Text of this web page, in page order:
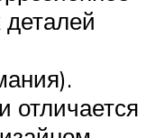
отличается